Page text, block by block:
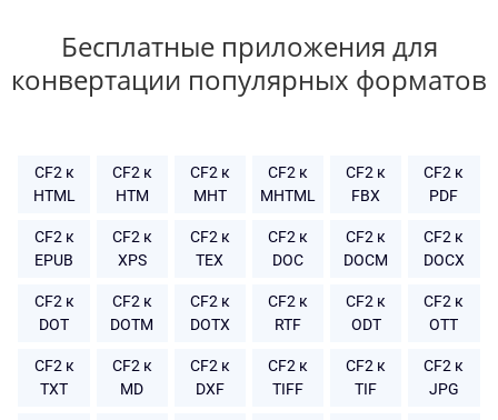
Бесплатные приложения для
конвертации популярных форматов
CF2 к
HTML
CF2 к
HTM
CF2 к
MHT
CF2 к
MHTML
CF2 к
FBX
CF2 к
PDF
CF2 к
EPUB
CF2 к
XPS
CF2 к
TEX
CF2 к
DOC
CF2 к
DOCM
CF2 к
DOCX
CF2 к
DOT
CF2 к
DOTM
CF2 к
DOTX
CF2 к
RTF
CF2 к
ODT
CF2 к
OTT
CF2 к
TXT
CF2 к
MD
CF2 к
DXF
CF2 к
TIFF
CF2 к
TIF
CF2 к
JPG